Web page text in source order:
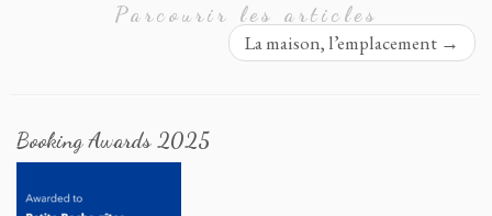
Parcourir les articles
La maison, l’emplacement →
Booking Awards 2025